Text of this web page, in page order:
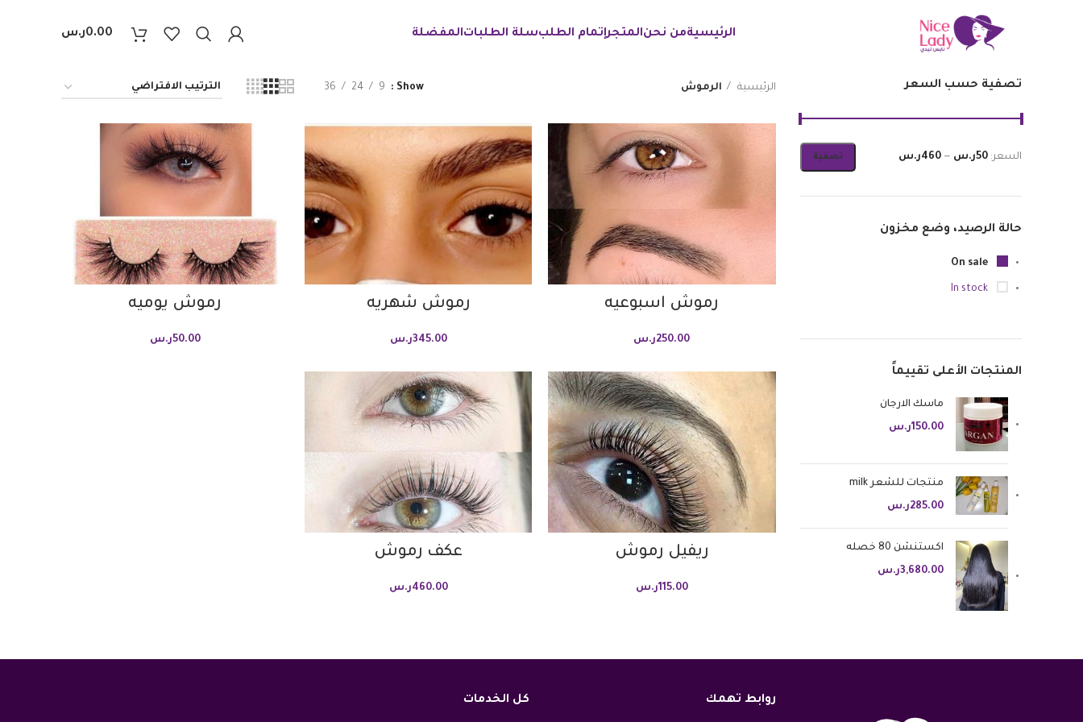
الرئيسيةمن نحنالمتجرإتمام الطلبسلة الطلباتالمفضلة 0.00ر.س
تصفية حسب السعر
تصفية السعر: 50ر.س — 460ر.س
حالة الرصيد، وضع مخزون
المنتجات الأعلى تقييماً
ماسك الارجان
150.00 ر.س
منتجات للشعر milk
285.00ر.س
اكستنشن 80 خصله
3,680.00ر.س
الرئيسية الرموش Show
9
24
36
رموش اسبوعيه
250.00ر.س
رموش شهريه
345.00ر.س
رموش يوميه
50.00ر.س
ريفيل رموش
115.00 ر.س
عكف رموش
460.00ر.س
روابط تهمك كل الخدمات